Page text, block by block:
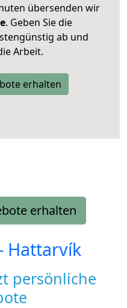
übersenden wir
. Geben Sie die
ab und
Arbeit.
erhalten
erhalten
Hattarvík
persönliche